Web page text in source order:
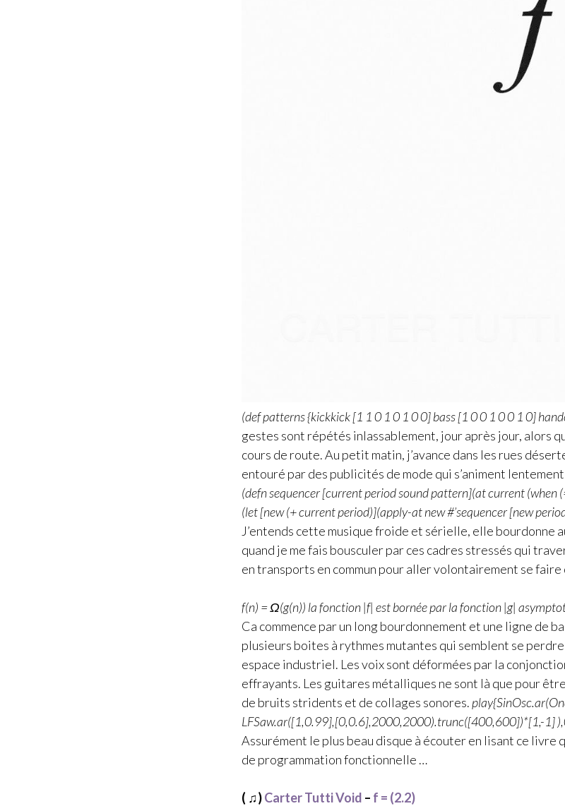
(def patterns {kickkick [1 1 0 1 0 1 0 0] bass [1 0 0 1 0 0 1 0]
gestes sont répétés inlassablement, jour après jour, alors
cours de route. Au petit matin, j’avance dans les rues
entouré par des publicités de mode qui s’animent
(defn sequencer [current period sound pattern](at current (when
(let [new (+ current period)](apply-at new #’sequencer [new
J’entends cette musique froide et sérielle, elle bourdonne
quand je me fais bousculer par ces cadres stressés qui
en transports en commun pour aller volontairement se faire
f(n) = Ω(g(n)) la fonction |f| est bornée par la fonction |g|
Ca commence par un long bourdonnement et une ligne de
plusieurs boites à rythmes mutantes qui semblent se perdre
espace industriel. Les voix sont déformées par la
effrayants. Les guitares métalliques ne sont là que pour
de bruits stridents et de collages sonores.
LFSaw.ar([1,0.99],[0,0.6],2000,2000).trunc([400,600])*[1,-1]
Assurément le plus beau disque à écouter en lisant ce livre
de programmation fonctionnelle …
( ♫)Carter Tutti Void – f = (2.2)